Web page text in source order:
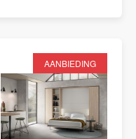
AANBIEDING